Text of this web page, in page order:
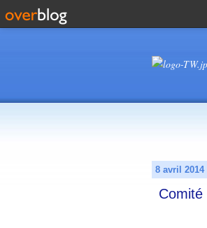
8 avril 2014